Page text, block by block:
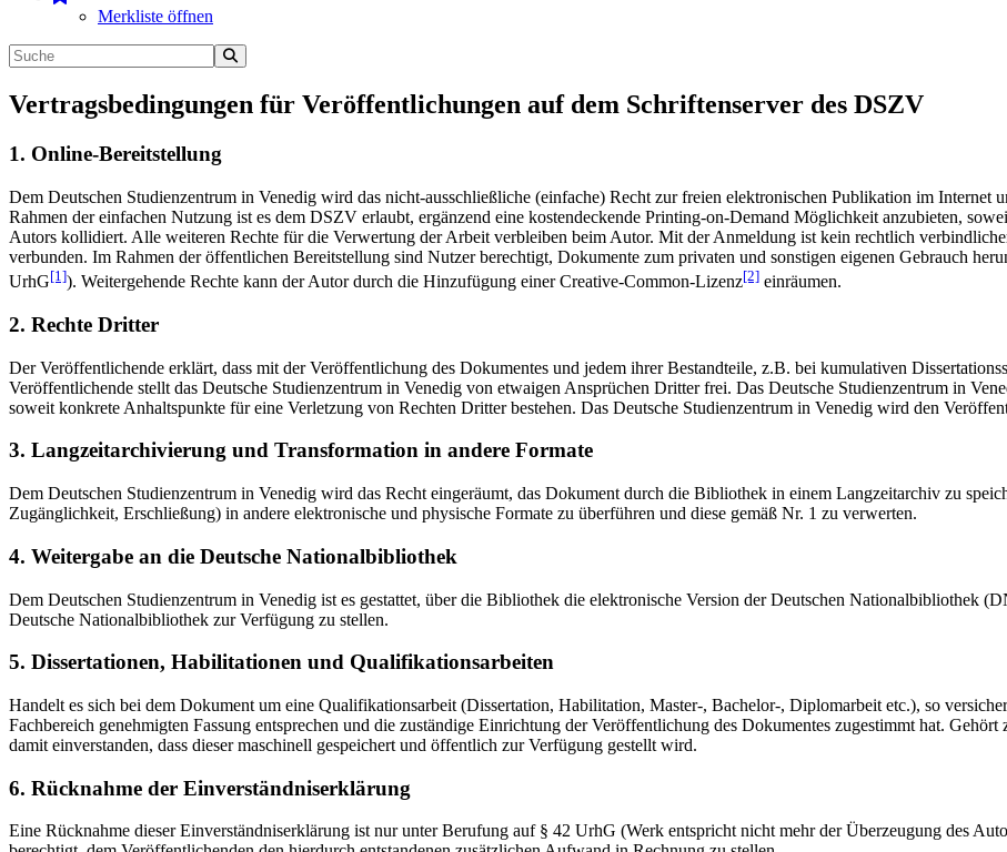
Merkliste öffnen
Vertragsbedingungen für Veröffentlichungen auf dem Schriftenserver des DSZV
1. Online-Bereitstellung
Dem Deutschen Studienzentrum in Venedig wird das nicht-ausschließliche (einfache) Recht zur freien elektronischen Publikation im
Rahmen der einfachen Nutzung ist es dem DSZV erlaubt, ergänzend eine kostendeckende Printing-on-Demand Möglichkeit anzubieten,
Autors kollidiert. Alle weiteren Rechte für die Verwertung der Arbeit verbleiben beim Autor. Mit der Anmeldung ist kein rechtlich
verbunden. Im Rahmen der öffentlichen Bereitstellung sind Nutzer berechtigt, Dokumente zum privaten und sonstigen eigenen Gebrauch
UrhG[1]). Weitergehende Rechte kann der Autor durch die Hinzufügung einer Creative-Common-Lizenz[2] einräumen.
2. Rechte Dritter
Der Veröffentlichende erklärt, dass mit der Veröffentlichung des Dokumentes und jedem ihrer Bestandteile, z.B. bei kumulativen
Veröffentlichende stellt das Deutsche Studienzentrum in Venedig von etwaigen Ansprüchen Dritter frei. Das Deutsche Studienzentrum in
soweit konkrete Anhaltspunkte für eine Verletzung von Rechten Dritter bestehen. Das Deutsche Studienzentrum in Venedig wird den
3. Langzeitarchivierung und Transformation in andere Formate
Dem Deutschen Studienzentrum in Venedig wird das Recht eingeräumt, das Dokument durch die Bibliothek in einem Langzeitarchiv zu
Zugänglichkeit, Erschließung) in andere elektronische und physische Formate zu überführen und diese gemäß Nr. 1 zu verwerten.
4. Weitergabe an die Deutsche Nationalbibliothek
Dem Deutschen Studienzentrum in Venedig ist es gestattet, über die Bibliothek die elektronische Version der Deutschen Nationalbibliothek
Deutsche Nationalbibliothek zur Verfügung zu stellen.
5. Dissertationen, Habilitationen und Qualifikationsarbeiten
Handelt es sich bei dem Dokument um eine Qualifikationsarbeit (Dissertation, Habilitation, Master-, Bachelor-, Diplomarbeit etc.), so
Fachbereich genehmigten Fassung entsprechen und die zuständige Einrichtung der Veröffentlichung des Dokumentes zugestimmt hat.
damit einverstanden, dass dieser maschinell gespeichert und öffentlich zur Verfügung gestellt wird.
6. Rücknahme der Einverständniserklärung
Eine Rücknahme dieser Einverständniserklärung ist nur unter Berufung auf § 42 UrhG (Werk entspricht nicht mehr der Überzeugung des